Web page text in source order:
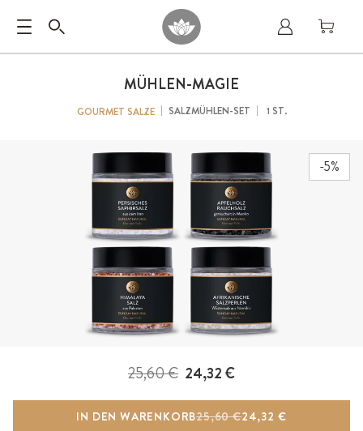
-5%
MÜHLEN-MAGIE
GOURMET SALZE SALZMÜHLEN-SET 1 ST.
24,32 €
25,60 €
IN DEN WARENKORB 24,32 €
25,60 €